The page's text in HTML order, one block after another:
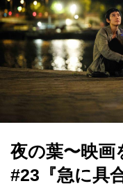
夜の葉〜映画
#23『急に具